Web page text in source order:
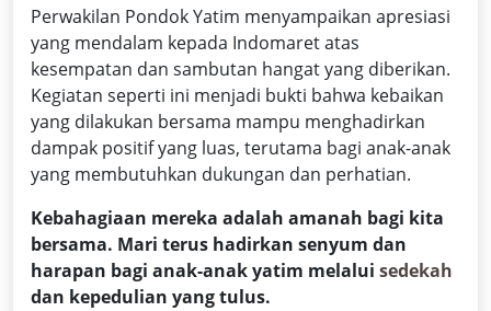
Perwakilan Pondok Yatim menyampaikan apresiasi
yang mendalam kepada Indomaret atas
kesempatan dan sambutan hangat yang diberikan.
Kegiatan seperti ini menjadi bukti bahwa kebaikan
yang dilakukan bersama mampu menghadirkan
dampak positif yang luas, terutama bagi anak-anak
yang membutuhkan dukungan dan perhatian.
Kebahagiaan mereka adalah amanah bagi kita
bersama. Mari terus hadirkan senyum dan
harapan bagi anak-anak yatim melalui sedekah
dan kepedulian yang tulus.